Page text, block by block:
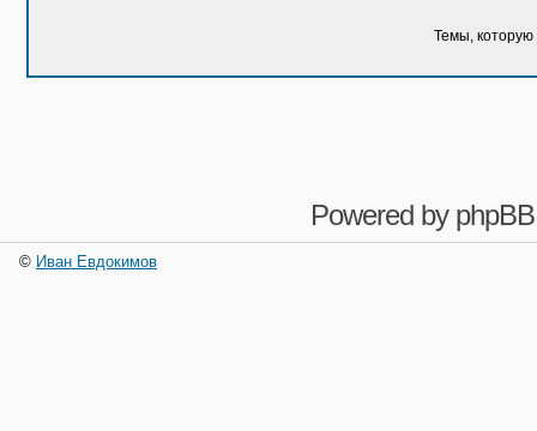
Темы, которую
Powered by phpBB
© Иван Евдокимов